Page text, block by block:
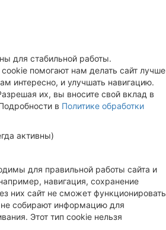
для стабильной работы.
помогают нам делать сайт лучше
интересно, и улучшать навигацию.
их, вы вносите свой вклад в
в Политике обработки
активны)
для правильной работы сайта и
навигация, сохранение
них сайт не сможет функционировать
собирают информацию для
Этот тип cookie нельзя